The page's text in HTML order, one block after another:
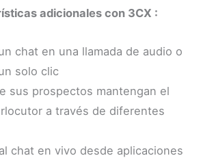
adicionales con 3CX :
chat en una llamada de audio o
solo clic
sus prospectos mantengan el
a través de diferentes
chat en vivo desde aplicaciones